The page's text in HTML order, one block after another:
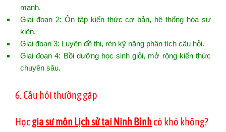
mạnh.
Giai đoạn 2: Ôn tập kiến thức cơ bản, hệ thống hóa sự
kiện.
Giai đoạn 3: Luyện đề thi, rèn kỹ năng phân tích câu hỏi.
Giai đoạn 4: Bồi dưỡng học sinh giỏi, mở rộng kiến thức
chuyên sâu.
6. Câu hỏi thường gặp
Họcgia sư môn Lịch sử tại Ninh Bìnhcó khó không?